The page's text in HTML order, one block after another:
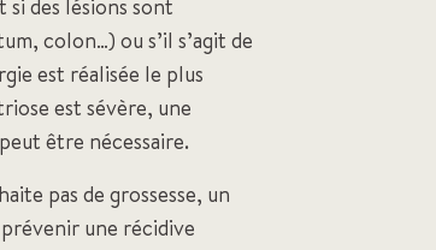
des lésions sont
colon…) ou s’il s’agit de
est réalisée le plus
est sévère, une
être nécessaire.
pas de grossesse, un
une récidive